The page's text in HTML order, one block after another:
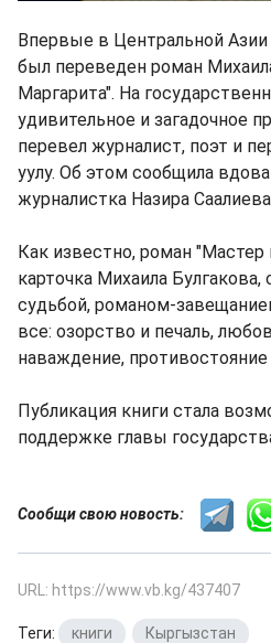
Впервые в Центральной
был переведен роман
Маргарита". На
удивительное и загадочное
перевел журналист, поэт и
уулу. Об этом сообщила
журналистка Назира
Как известно, роман "Мастер
карточка Михаила
судьбой, романом-
все: озорство и печаль,
наваждение, противостояние
Публикация книги стала
поддержке главы
Сообщи свою новость:
URL: https://www.vb.kg/437407
Теги: книги Кыргызстан